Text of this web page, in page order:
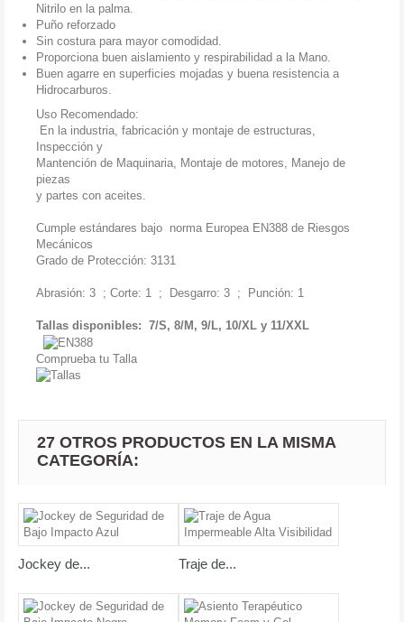
Nitrilo en la palma.
Puño reforzado
Sin costura para mayor comodidad.
Proporciona buen aislamiento y respirabilidad a la Mano.
Buen agarre en superficies mojadas y buena resistencia a
Hidrocarburos.
Uso Recomendado:
En la industria, fabricación y montaje de estructuras,
Inspección y
Mantención de Maquinaria, Montaje de motores, Manejo de
piezas
y partes con aceites.
Cumple estándares bajo norma Europea EN388 de Riesgos
Mecánicos
Grado de Protección: 3131
Abrasión: 3 ; Corte: 1 ; Desgarro: 3 ; Punción: 1
Tallas disponibles: 7/S, 8/M, 9/L, 10/XL y 11/XXL
Comprueba tu Talla
27 OTROS PRODUCTOS EN LA MISMA
CATEGORÍA:
Jockey de... Traje de...